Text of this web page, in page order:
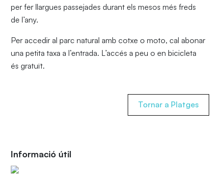
per fer llargues passejades durant els mesos més freds
de l’any.
Per accedir al parc natural amb cotxe o moto, cal abonar
una petita taxa a l’entrada. L’accés a peu o en bicicleta
és gratuït.
Tornar a Platges
Informació útil